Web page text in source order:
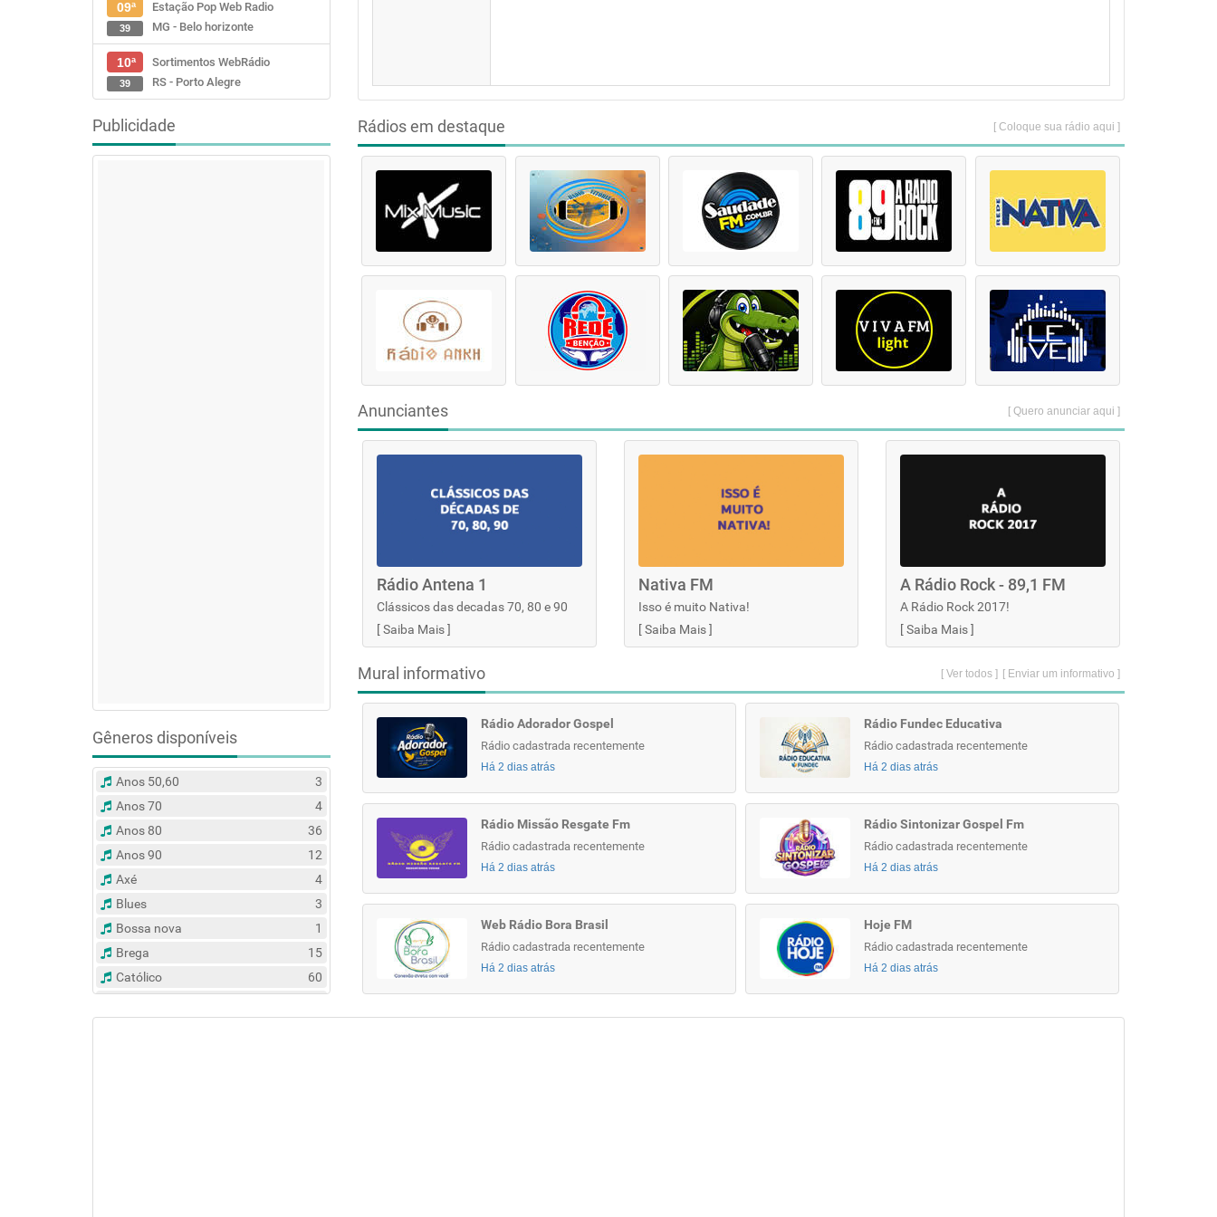
09ª
Estação Pop Web Radio
MG - Belo horizonte
39
10ª
Sortimentos WebRádio
RS - Porto Alegre
39
Publicidade
Gêneros disponíveis
Anos 50,60
3
Anos 70
4
Anos 80
36
Anos 90
12
Axé
4
Blues
3
Bossa nova
1
Brega
15
Católico
60
Rádios em destaque [ Coloque sua rádio aqui ]
Anunciantes [ Quero anunciar aqui ]
Rádio Antena 1
Clássicos das decadas 70, 80 e 90
[Saiba Mais]
Nativa FM
Isso é muito Nativa!
[Saiba Mais]
A Rádio Rock - 89,1 FM
A Rádio Rock 2017!
[Saiba Mais]
Mural informativo [ Enviar um informativo ]
[ Ver todos ]
Rádio Adorador Gospel
Rádio cadastrada recentemente
Há 2 dias atrás
Rádio Fundec Educativa
Rádio cadastrada recentemente
Há 2 dias atrás
Rádio Missão Resgate Fm
Rádio cadastrada recentemente
Há 2 dias atrás
Rádio Sintonizar Gospel Fm
Rádio cadastrada recentemente
Há 2 dias atrás
Web Rádio Bora Brasil
Rádio cadastrada recentemente
Há 2 dias atrás
Hoje FM
Rádio cadastrada recentemente
Há 2 dias atrás